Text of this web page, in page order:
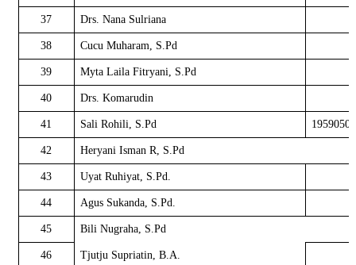
37 Drs. Nana Sulriana
38 Cucu Muharam, S.Pd
39 Myta Laila Fitryani, S.Pd
40 Drs. Komarudin
41 Sali Rohili, S.Pd
42 Heryani Isman R, S.Pd
43 Uyat Ruhiyat, S.Pd.
44 Agus Sukanda, S.Pd.
45 Bili Nugraha, S.Pd
46 Tjutju Supriatin, B.A.